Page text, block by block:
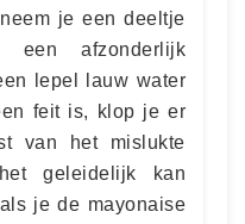
je een deeltje
een afzonderlijk
lepel lauw water
feit is, klop je er
van het mislukte
geleidelijk kan
je de mayonaise